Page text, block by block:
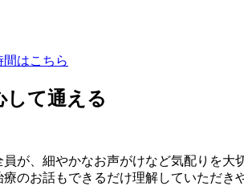
して通える
が、細やかなお声がけなど気配りを大
のお話もできるだけ理解していただ